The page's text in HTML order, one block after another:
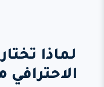
لماذا
الاحترافي